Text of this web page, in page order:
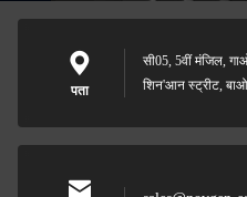
पता
सी05, 5वीं मंजिल,
शिन'आन स्ट्रीट,